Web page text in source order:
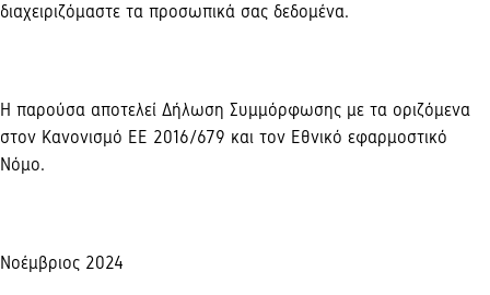
διαχειριζόμαστε τα προσωπικά σας δεδομένα.
Η παρούσα αποτελεί Δήλωση Συμμόρφωσης με τα οριζόμενα
στον Κανονισμό ΕΕ 2016/679 και τον Εθνικό εφαρμοστικό
Νόμο.
Νοέμβριος 2024